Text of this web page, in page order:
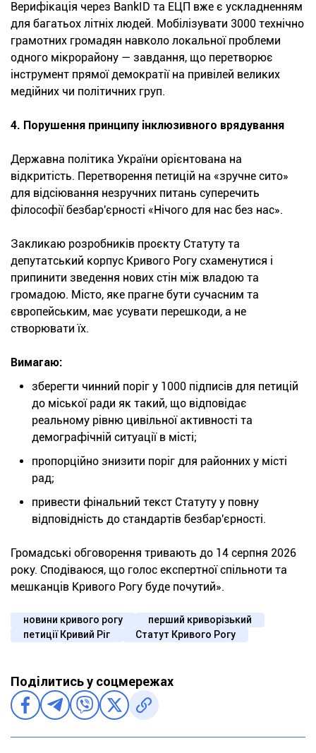
Верифікація через BankID та ЕЦП вже є ускладненням
для багатьох літніх людей. Мобілізувати 3000 технічно
грамотних громадян навколо локальної проблеми
одного мікрорайону — завдання, що перетворює
інструмент прямої демократії на привілей великих
медійних чи політичних груп.
4. Порушення принципу інклюзивного врядування
Державна політика України орієнтована на
відкритість. Перетворення петицій на «зручне сито»
для відсіювання незручних питань суперечить
філософії безбар'єрності «Нічого для нас без нас».
Закликаю розробників проєкту Статуту та
депутатський корпус Кривого Рогу схаменутися і
припинити зведення нових стін між владою та
громадою. Місто, яке прагне бути сучасним та
європейським, має усувати перешкоди, а не
створювати їх.
Вимагаю:
зберегти чинний поріг у 1000 підписів для петицій
до міської ради як такий, що відповідає
реальному рівню цивільної активності та
демографічній ситуації в місті;
пропорційно знизити поріг для районних у місті
рад;
привести фінальний текст Статуту у повну
відповідність до стандартів безбар'єрності.
Громадські обговорення тривають до 14 серпня 2026
року. Сподіваюся, що голос експертної спільноти та
мешканців Кривого Рогу буде почутий».
новини кривого рогу
перший криворізький
петиції Кривий Ріг
Статут Кривого Рогу
Поділитись у соцмережах